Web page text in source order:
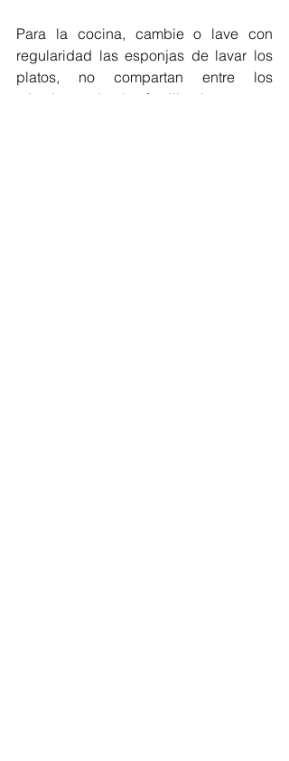
Para la cocina, cambie o lave con
regularidad las esponjas de lavar los
platos, no compartan entre los
miembros de la familia los vasos,